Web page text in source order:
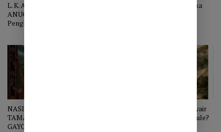
L. K. ARA MENERIMA
ANUGERAH ADI LUHUNG
Penghormatan bagi Penyair
Anugerah Adiluhung: Ketika
NASIHAT REJE LINGE UNTUK
TAMAN BUDAYA NEGERI
GAYOImajiner
Di Mana Disimpan Epos Syair
Gayo Asal Linge, Awal Serule?